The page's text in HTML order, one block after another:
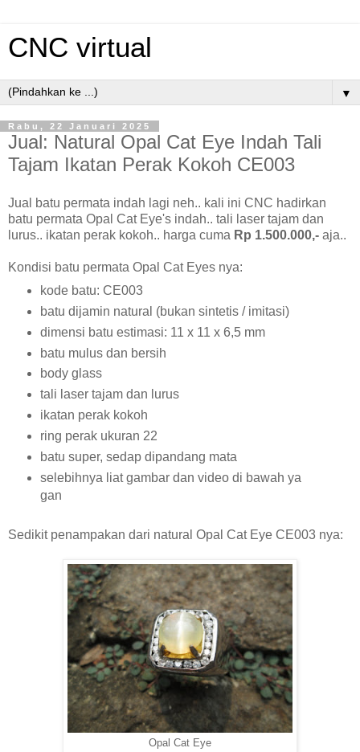
CNC virtual
▼
Rabu, 22 Januari 2025
Jual: Natural Opal Cat Eye Indah Tali
Tajam Ikatan Perak Kokoh CE003
Jual batu permata indah lagi neh.. kali ini CNC hadirkan
batu permata Opal Cat Eye's indah.. tali laser tajam dan
lurus.. ikatan perak kokoh.. harga cuma Rp 1.500.000,- aja..
Kondisi batu permata Opal Cat Eyes nya:
kode batu: CE003
batu dijamin natural (bukan sintetis / imitasi)
dimensi batu estimasi: 11 x 11 x 6,5 mm
batu mulus dan bersih
body glass
tali laser tajam dan lurus
ikatan perak kokoh
ring perak ukuran 22
batu super, sedap dipandang mata
selebihnya liat gambar dan video di bawah ya
gan
Sedikit penampakan dari natural Opal Cat Eye CE003 nya:
Opal Cat Eye